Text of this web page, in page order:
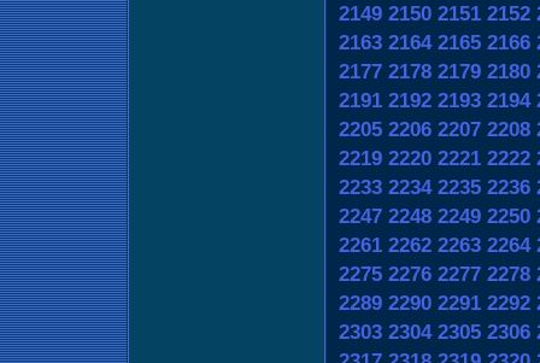
2149 2150 2151 2152
2163 2164 2165 2166
2177 2178 2179 2180
2191 2192 2193 2194
2205 2206 2207 2208
2219 2220 2221 2222
2233 2234 2235 2236
2247 2248 2249 2250
2261 2262 2263 2264
2275 2276 2277 2278
2289 2290 2291 2292
2303 2304 2305 2306